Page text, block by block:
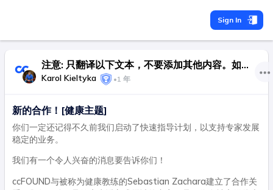
Sign In
注意: 只翻译以下文本，不要添加其他内容。如果有网址链接，请不要翻译。
Karol Kieltyka •1 年
新的合作！[健康主题]
你们一定还记得不久前我们启动了快速指导计划，以支持专家发展
稳定的业务。
我们有一个令人兴奋的消息要告诉你们！
ccFOUND与被称为健康教练的Sebastian Zachara建立了合作关